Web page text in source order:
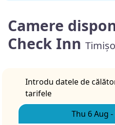
Camere
Check Inn
Introdu datele de
tarifele
Thu 6 Aug -